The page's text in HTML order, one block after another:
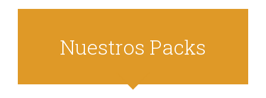
Nuestros Packs